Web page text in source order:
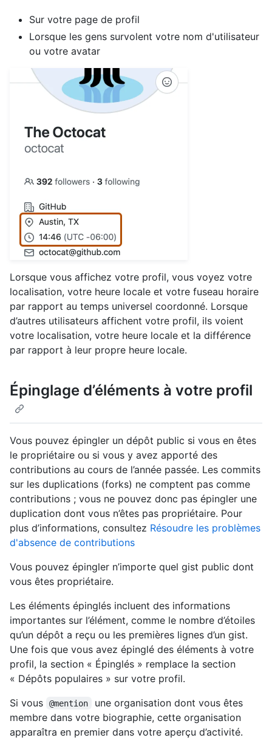
Sur votre page de profil
Lorsque les gens survolent votre nom d'utilisateur
ou votre avatar
Lorsque vous affichez votre profil, vous voyez votre
localisation, votre heure locale et votre fuseau horaire
par rapport au temps universel coordonné. Lorsque
d’autres utilisateurs affichent votre profil, ils voient
votre localisation, votre heure locale et la différence
par rapport à leur propre heure locale.
Épinglage d’éléments à votre profil
Vous pouvez épingler un dépôt public si vous en êtes
le propriétaire ou si vous y avez apporté des
contributions au cours de l’année passée. Les commits
sur les duplications (forks) ne comptent pas comme
contributions ; vous ne pouvez donc pas épingler une
duplication dont vous n’êtes pas propriétaire. Pour
plus d’informations, consultez Résoudre les problèmes
d'absence de contributions
Vous pouvez épingler n’importe quel gist public dont
vous êtes propriétaire.
Les éléments épinglés incluent des informations
importantes sur l’élément, comme le nombre d’étoiles
qu’un dépôt a reçu ou les premières lignes d’un gist.
Une fois que vous avez épinglé des éléments à votre
profil, la section « Épinglés » remplace la section
« Dépôts populaires » sur votre profil.
Si vous
@mention
une organisation dont vous êtes
membre dans votre biographie, cette organisation
apparaîtra en premier dans votre aperçu d’activité.